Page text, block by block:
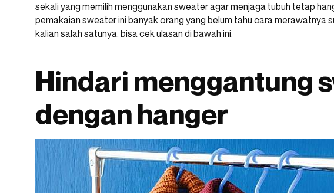
sekali yang memilih menggunakan sweateragar menjaga tubuh tetap
pemakaian sweater ini banyak orang yang belum tahu cara merawatnya
kalian salah satunya, bisa cek ulasan di bawah ini.
Hindari menggantung
dengan hanger